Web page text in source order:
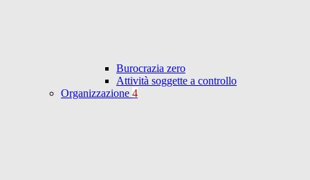
Burocrazia zero
Attività soggette a controllo
Organizzazione 4